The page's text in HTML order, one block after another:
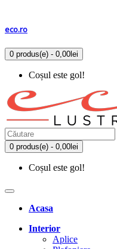
eco.ro
0 produs(e) - 0,00lei
Coșul este gol!
0 produs(e) - 0,00lei
Coșul este gol!
Acasa
Interior
Aplice